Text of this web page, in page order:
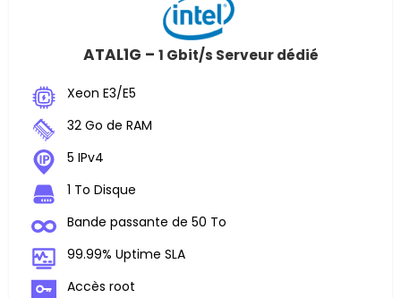
ATAL1G – 1 Gbit/s Serveur dédié
Xeon E3/E5
32 Go de RAM
5 IPv4
1 To Disque
Bande passante de 50 To
99.99% Uptime SLA
Accès root